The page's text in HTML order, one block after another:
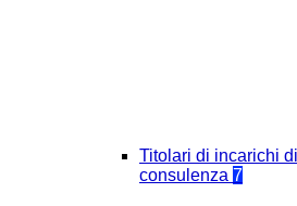
Titolari di incarichi
consulenza 7